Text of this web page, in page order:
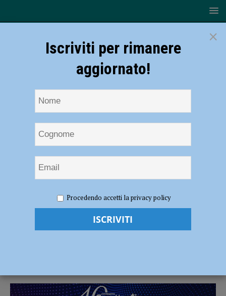
febbraio cambio orari all’Urp di Fiorenzuola
Ausl, dal primo febbraio cambio orari
×
Iscriviti per rimanere
aggiornato!
Procedendo accetti la privacy policy